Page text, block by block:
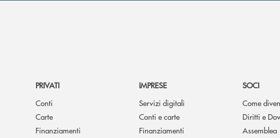
PRIVATI
Conti
Carte
Finanziamenti
IMPRESE
Servizi digitali
Conti e carte
Finanziamenti
SOCI
Come
Diritti e
Assemblea